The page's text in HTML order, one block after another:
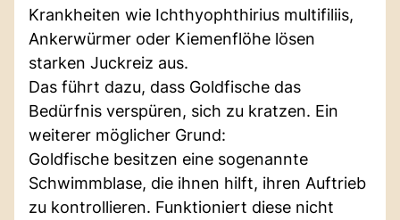
Krankheiten wie Ichthyophthirius multifiliis,
Ankerwürmer oder Kiemenflöhe lösen
starken Juckreiz aus.
Das führt dazu, dass Goldfische das
Bedürfnis verspüren, sich zu kratzen. Ein
weiterer möglicher Grund:
Goldfische besitzen eine sogenannte
Schwimmblase, die ihnen hilft, ihren Auftrieb
zu kontrollieren. Funktioniert diese nicht